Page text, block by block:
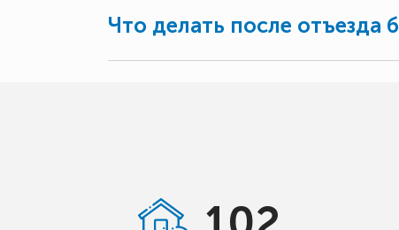
Что делать после отъезда